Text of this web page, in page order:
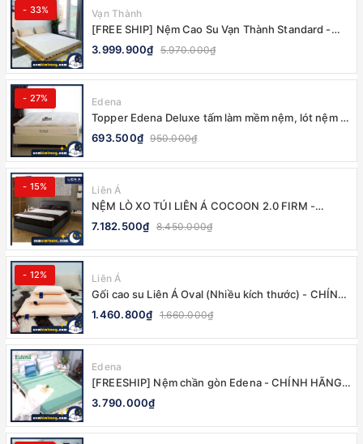
- 33% Vạn Thành
[FREE SHIP] Nệm Cao Su Vạn Thành Standard -
CHÍNH HÃNG, BẢO HÀNH 12 NĂM
3.999.900₫ 5.970.000₫
- 27% Edena
Topper Edena Deluxe tấm làm mềm nệm, lót nệm -
CHÍNH HÃNG
693.500₫ 950.000₫
- 15% Liên Á
NỆM LÒ XO TÚI LIÊN Á COCOON 2.0 FIRM -
CHÍNH HÃNG, BẢO HÀNH 10 NĂM
7.182.500₫ 8.450.000₫
- 12% Liên Á
Gối cao su Liên Á Oval (Nhiều kích thước) - CHÍNH
HÃNG
1.460.800₫ 1.660.000₫
Edena
[FREESHIP] Nệm chần gòn Edena - CHÍNH HÃNG,
BẢO HÀNH 5 NĂM
3.790.000₫